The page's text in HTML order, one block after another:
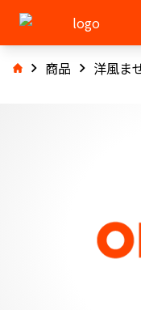
商品 洋風ま